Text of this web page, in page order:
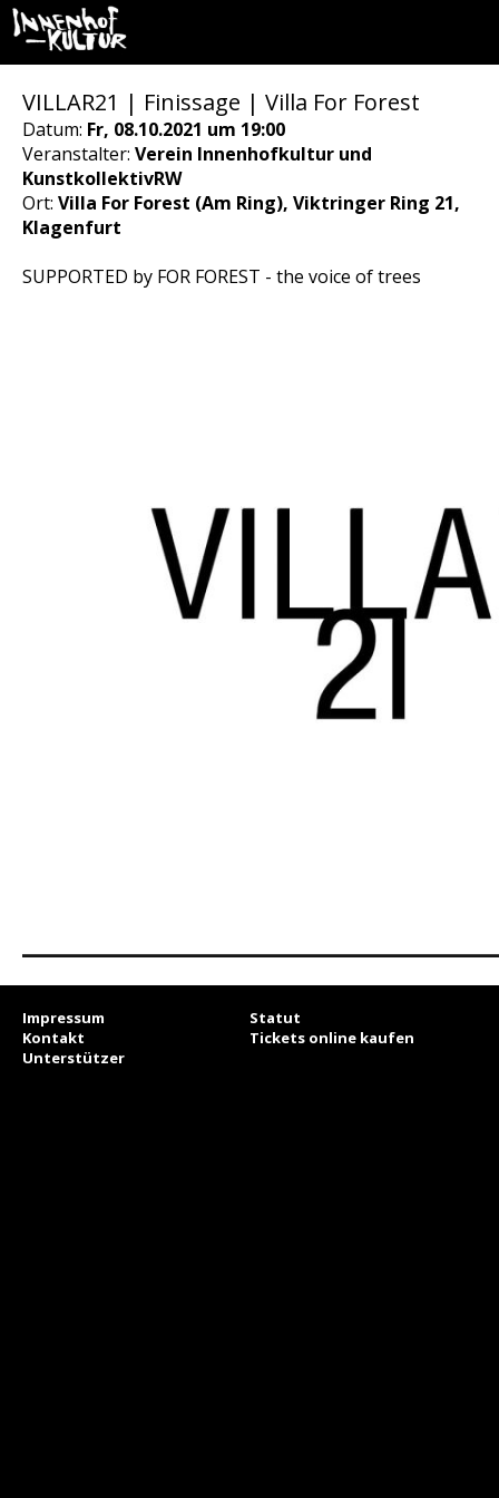
VILLAR21 | Finissage | Villa For Forest
Datum: Fr, 08.10.2021 um 19:00
Veranstalter: Verein Innenhofkultur und
KunstkollektivRW
Ort: Villa For Forest (Am Ring), Viktringer Ring 21,
Klagenfurt
SUPPORTED by FOR FOREST - the voice of trees
Impressum
Statut
Kontakt
Tickets online kaufen
Unterstützer